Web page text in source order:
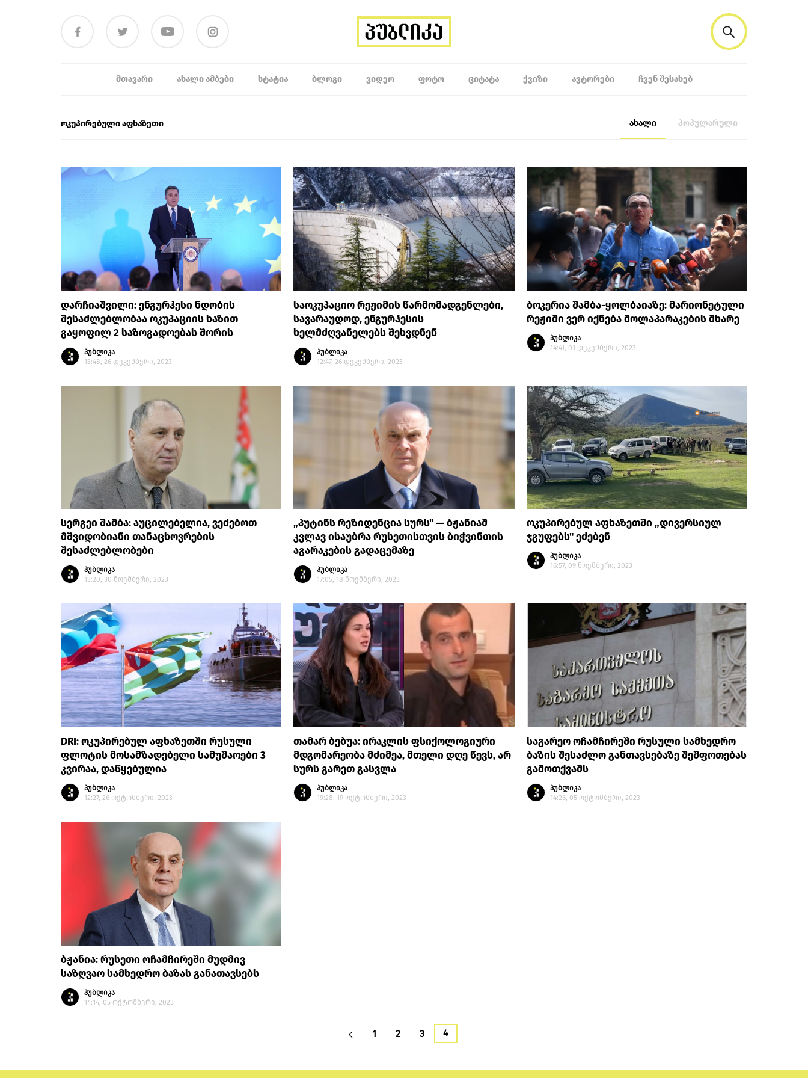
ᲛᲗᲐᲕᲐᲠᲘ ᲐᲮᲐᲚᲘ ᲐᲛᲑᲔᲑᲘ ᲡᲢᲐᲢᲘᲐ ᲑᲚᲝᲒᲘ ᲕᲘᲓᲔᲝ ᲤᲝᲢᲝ ᲪᲘᲢᲐᲢᲐ ᲥᲕᲘᲖᲘ ᲐᲕᲢᲝᲠᲔᲑᲘ ᲩᲕᲔᲜ ᲨᲔᲡᲐᲮᲔᲑ
ოკუპირებული აფხაზეთი ახალი პოპულარული
დარჩიაშვილი: ენგურჰესი ნდობის
შესაძლებლობაა ოკუპაციის ხაზით
გაყოფილ 2 საზოგადოებას შორის
პუბლიკა
15:48, 26 დეკემბერი, 2023
საოკუპაციო რეჟიმის წარმომადგენლები,
სავარაუდოდ, ენგურჰესის
ხელმძღვანელებს შეხვდნენ
პუბლიკა
12:47, 26 დეკემბერი, 2023
ბოკერია შამბა-ყოლბაიაზე: მარიონეტული
რეჟიმი ვერ იქნება მოლაპარაკების მხარე
პუბლიკა
14:41, 01 დეკემბერი, 2023
სერგეი შამბა: აუცილებელია, ვეძებოთ
მშვიდობიანი თანაცხოვრების
შესაძლებლობები
პუბლიკა
13:20, 30 ნოემბერი, 2023
„პუტინს რეზიდენცია სურს" — ბჟანიამ
კვლავ ისაუბრა რუსეთისთვის ბიჭვინთის
აგარაკების გადაცემაზე
პუბლიკა
17:05, 18 ნოემბერი, 2023
ოკუპირებულ აფხაზეთში „დივერსიულ
ჯგუფებს" ეძებენ
პუბლიკა
16:57, 09 ნოემბერი, 2023
DRI: ოკუპირებულ აფხაზეთში რუსული
ფლოტის მოსამზადებელი სამუშაოები 3
კვირაა, დაწყებულია
პუბლიკა
12:27, 26 ოქტომბერი, 2023
თამარ ბებუა: ირაკლის ფსიქოლოგიური
მდგომარეობა მძიმეა, მთელი დღე წევს, არ
სურს გარეთ გასვლა
პუბლიკა
19:28, 19 ოქტომბერი, 2023
საგარეო ოჩამჩირეში რუსული სამხედრო
ბაზის შესაძლო განთავსებაზე შეშფოთებას
გამოთქვამს
პუბლიკა
14:26, 05 ოქტომბერი, 2023
ბჟანია: რუსეთი ოჩამჩირეში მუდმივ
საზღვაო სამხედრო ბაზას განათავსებს
პუბლიკა
14:14, 05 ოქტომბერი, 2023
1 2 3 4